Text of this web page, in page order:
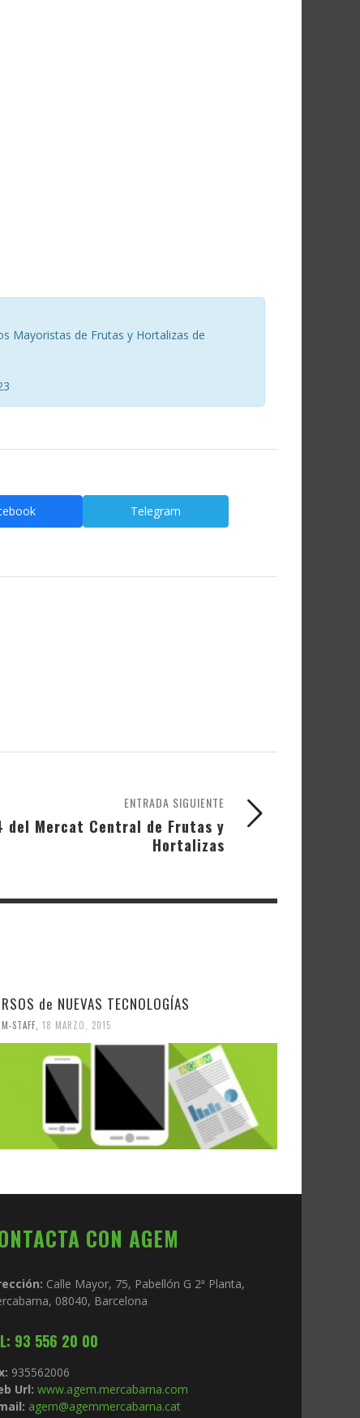
Mayoristas de Frutas y Hortalizas de
Telegram
ENTRADA SIGUIENTE
del Mercat Central de Frutas y
Hortalizas
de NUEVAS TECNOLOGÍAS
STAFF 18 MARZO, 2015
CON AGEM
Calle Mayor, 75, Pabellón G 2ª Planta,
08040, Barcelona
93 556 20 00
935562006
Url: www.agem.mercabarna.com
agem@agemmercabarna.cat